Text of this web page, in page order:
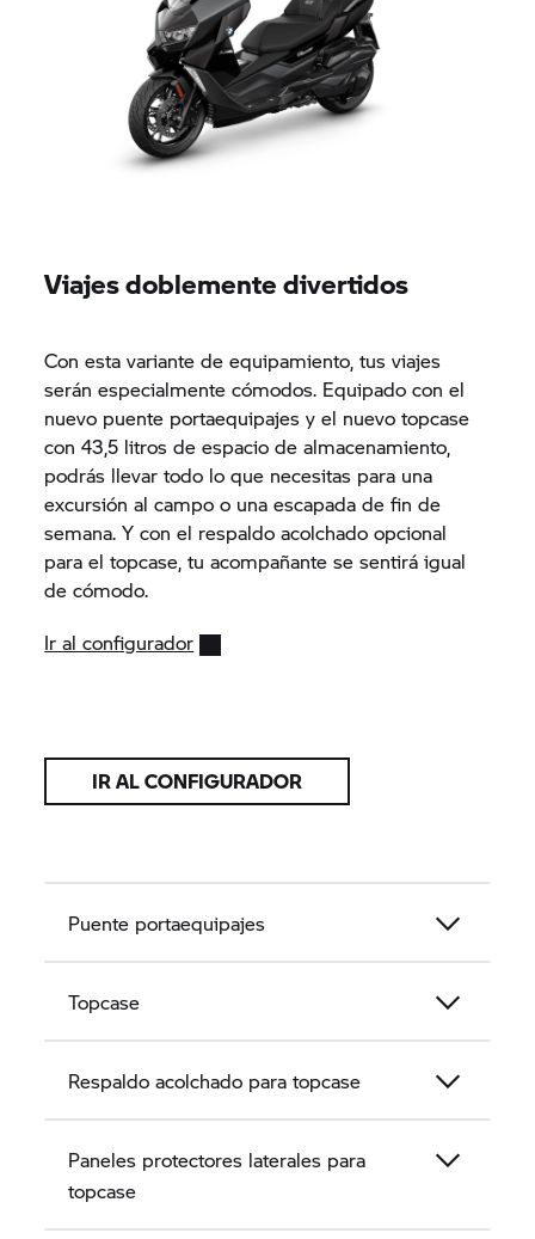
Viajes doblemente divertidos
Con esta variante de equipamiento, tus viajes
serán especialmente cómodos. Equipado con el
nuevo puente portaequipajes y el nuevo topcase
con 43,5 litros de espacio de almacenamiento,
podrás llevar todo lo que necesitas para una
excursión al campo o una escapada de fin de
semana. Y con el respaldo acolchado opcional
para el topcase, tu acompañante se sentirá igual
de cómodo.
Ir al configurador
IR AL CONFIGURADOR
Puente portaequipajes
Topcase
Respaldo acolchado para topcase
Paneles protectores laterales para
topcase